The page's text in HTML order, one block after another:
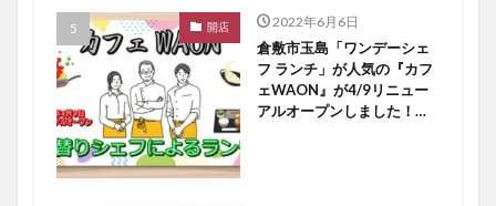
開店 2022年6月6日
倉敷市玉島「ワンデーシェ
フ ランチ」が人気の『カフ
ェWAON』が4/9リニュー
アルオープンしました！